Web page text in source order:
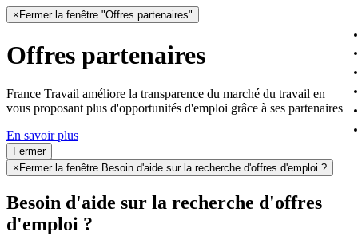
× Fermer la fenêtre "Offres partenaires"
Offres partenaires
France Travail améliore la transparence du marché du travail en
vous proposant plus d'opportunités d'emploi grâce à ses partenaires
En savoir plus
Fermer
× Fermer la fenêtre Besoin d'aide sur la recherche d'offres d'emploi ?
Besoin d'aide sur la recherche d'offres
d'emploi ?